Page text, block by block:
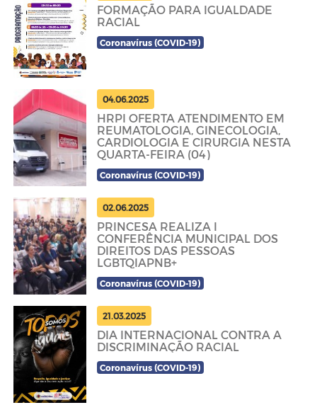
FORMAÇÃO PARA IGUALDADE
RACIAL
Coronavírus (COVID-19)
04.06.2025
HRPI OFERTA ATENDIMENTO EM
REUMATOLOGIA, GINECOLOGIA,
CARDIOLOGIA E CIRURGIA NESTA
QUARTA-FEIRA (04)
Coronavírus (COVID-19)
02.06.2025
PRINCESA REALIZA I
CONFERÊNCIA MUNICIPAL DOS
DIREITOS DAS PESSOAS
LGBTQIAPNB+
Coronavírus (COVID-19)
21.03.2025
DIA INTERNACIONAL CONTRA A
DISCRIMINAÇÃO RACIAL
Coronavírus (COVID-19)